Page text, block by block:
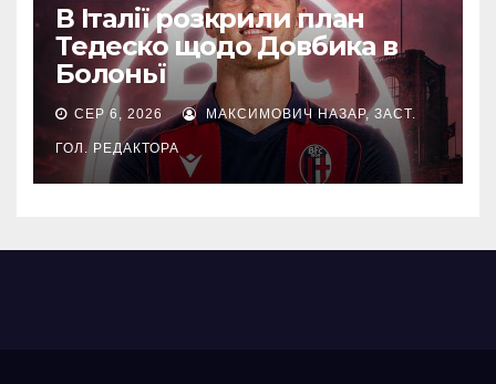
В Італії розкрили план
Тедеско щодо Довбика в
Болоньї
СЕР 6, 2026 МАКСИМОВИЧ НАЗАР, ЗАСТ.
ГОЛ. РЕДАКТОРА